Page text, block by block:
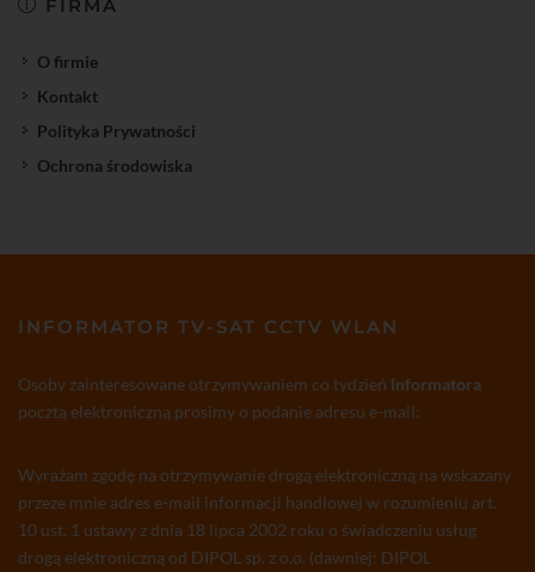
FIRMA
O firmie
Kontakt
Polityka Prywatności
Ochrona środowiska
INFORMATOR TV-SAT CCTV WLAN
Osoby zainteresowane otrzymywaniem co tydzień Informatora
pocztą elektroniczną prosimy o podanie adresu e-mail:
Wyrażam zgodę na otrzymywanie drogą elektroniczną na wskazany
przeze mnie adres e-mail informacji handlowej w rozumieniu art.
10 ust. 1 ustawy z dnia 18 lipca 2002 roku o świadczeniu usług
drogą elektroniczną od DIPOL sp. z o.o. (dawniej: DIPOL